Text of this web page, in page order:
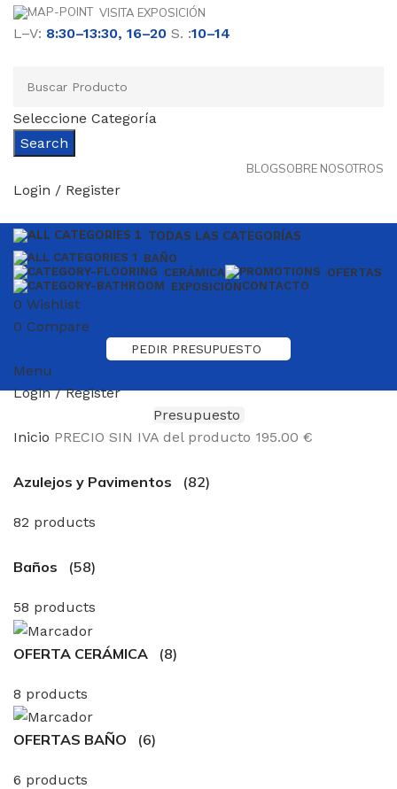
VISITA EXPOSICIÓN
L–V: 8:30–13:30, 16–20 S. :10–14
Seleccione Categoría
Search
BLOGSOBRE NOSOTROS
Login / Register
TODAS LAS CATEGORÍAS
BAÑO
CERÁMICA
OFERTAS
EXPOSICIÓNCONTACTO
0 Wishlist
0 Compare
PEDIR PRESUPUESTO
Menu
Login / Register
Presupuesto
Inicio PRECIO SIN IVA del producto 195.00 €
Azulejos y Pavimentos (82)
82 products
Baños (58)
58 products
OFERTA CERÁMICA (8)
8 products
OFERTAS BAÑO (6)
6 products